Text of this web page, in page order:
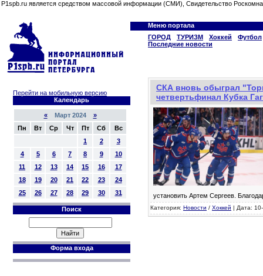
P1spb.ru является средством массовой информации (СМИ), Свидетельство
Меню портала
ГОРОД
ТУРИЗМ Хоккей
Футбол
Последние новости
Перейти на мобильную версию
Календарь
«Март 2024 »
Пн
Вт Ср Чт Пт Сб
Вс
1
2
3
4
5 6 7 8 9
10
11
12 13 14 15 16
17
18
19 20 21 22 23
24
25
26 27 28 29 30 31
Поиск
Форма входа
СКА вновь обыграл
четвертьфинал Кубка
установить Артем Сергеев.
Категория: Новости / Хоккей | Дата: